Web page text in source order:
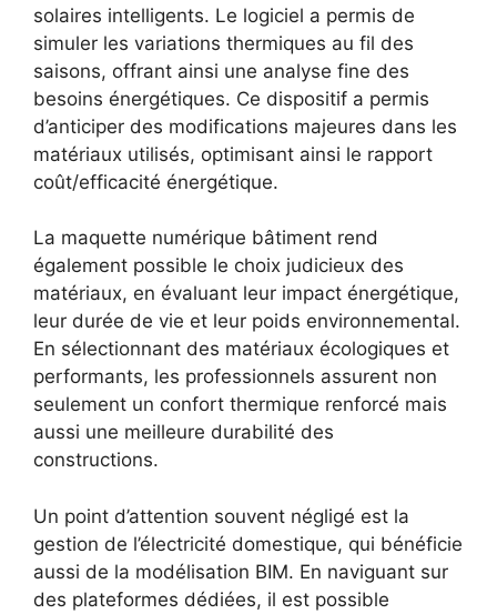
solaires intelligents. Le logiciel a permis de
simuler les variations thermiques au fil des
saisons, offrant ainsi une analyse fine des
besoins énergétiques. Ce dispositif a permis
d’anticiper des modifications majeures dans les
matériaux utilisés, optimisant ainsi le rapport
coût/efficacité énergétique.
La maquette numérique bâtiment rend
également possible le choix judicieux des
matériaux, en évaluant leur impact énergétique,
leur durée de vie et leur poids environnemental.
En sélectionnant des matériaux écologiques et
performants, les professionnels assurent non
seulement un confort thermique renforcé mais
aussi une meilleure durabilité des
constructions.
Un point d’attention souvent négligé est la
gestion de l’électricité domestique, qui bénéficie
aussi de la modélisation BIM. En naviguant sur
des plateformes dédiées, il est possible